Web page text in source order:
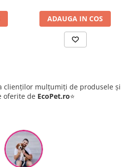
ADAUGA IN COS
clienților mulțumiți de produsele și
oferite de EcoPet.ro⭐